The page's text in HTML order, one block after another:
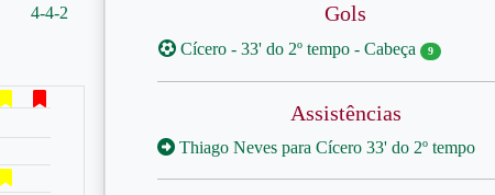
4-4-2 Gols
Cícero - 33' do 2º tempo - Cabeça 9
Assistências
Thiago Neves para Cícero 33' do 2º tempo